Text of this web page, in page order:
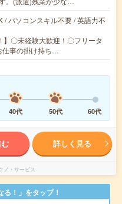
/ パソコンスキル不要 / 英語力不
】〇未経験大歓迎！〇フリータ
事の掛け持ち…
40代 50代 60代
詳しく見る
ノ・サービス
！」をタップ！